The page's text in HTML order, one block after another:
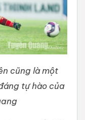
cũng là một
tự hào của